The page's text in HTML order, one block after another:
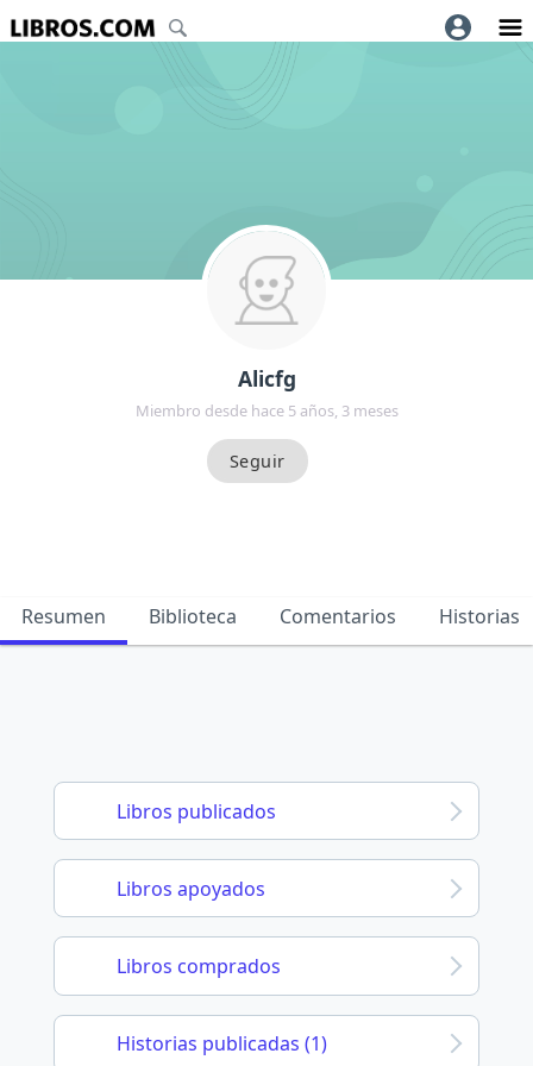
Alicfg
Miembro desde hace 5 años, 3 meses
Resumen Biblioteca Comentarios Historias
Libros publicados
Libros apoyados
Libros comprados
Historias publicadas (1)